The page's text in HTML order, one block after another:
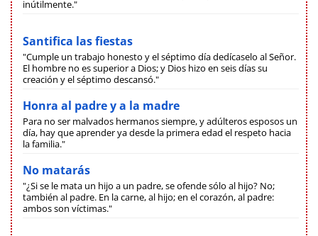
inútilmente."
Santifica las fiestas
"Cumple un trabajo honesto y el séptimo día dedícaselo al Señor.
El hombre no es superior a Dios; y Dios hizo en seis días su
creación y el séptimo descansó."
Honra al padre y a la madre
Para no ser malvados hermanos siempre, y adúlteros esposos un
día, hay que aprender ya desde la primera edad el respeto hacia
la familia."
No matarás
"¿Si se le mata un hijo a un padre, se ofende sólo al hijo? No;
también al padre. En la carne, al hijo; en el corazón, al padre:
ambos son víctimas."